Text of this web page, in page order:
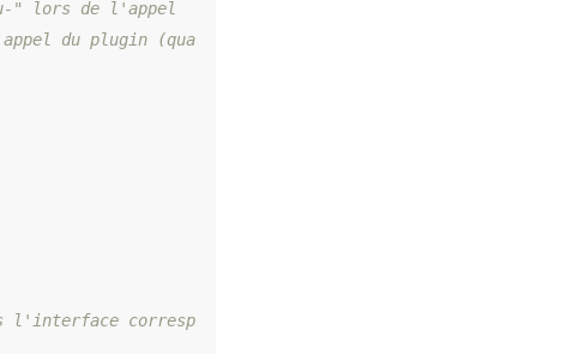
du plugin (qua
l'interface corresp